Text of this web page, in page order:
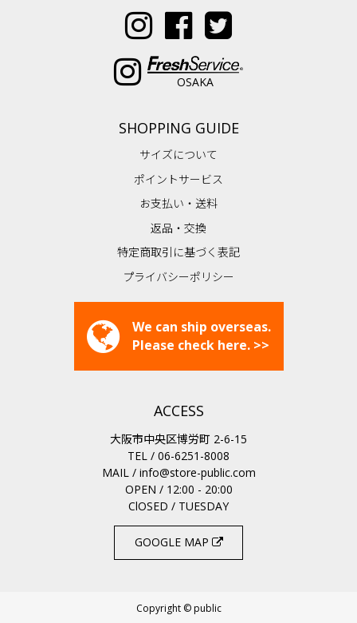
OSAKA
SHOPPING GUIDE
サイズについて
ポイントサービス
お支払い・送料
返品・交換
特定商取引に基づく表記
プライバシーポリシー
We can ship overseas.
Please check here. >>
ACCESS
大阪市中央区博労町 2-6-15
TEL / 06-6251-8008
MAIL / info@store-public.com
OPEN / 12:00 - 20:00
ClOSED / TUESDAY
GOOGLE MAP
Copyright © public